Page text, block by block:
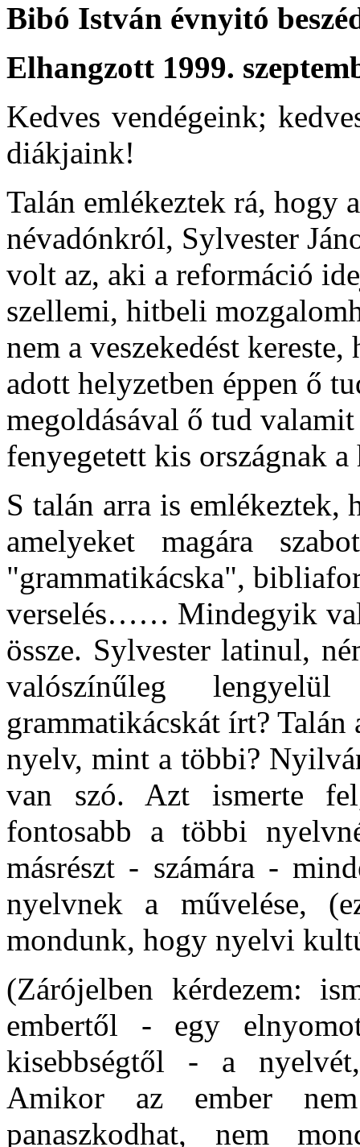
Bibó István évnyitó
Elhangzott 1999.
Kedves vendégeink;
diákjaink!
Talán emlékeztek rá, hogy
névadónkról, Sylvester
volt az, aki a reformáció
szellemi, hitbeli
nem a veszekedést
adott helyzetben éppen ő
megoldásával ő tud
fenyegetett kis országnak a
S talán arra is
amelyeket magára
"grammatikácska",
verselés…… Mindegyik
össze. Sylvester latinul,
valószínűleg
grammatikácskát írt? Talán
nyelv, mint a többi?
van szó. Azt ismerte
fontosabb a többi
másrészt - számára -
nyelvnek a művelése,
mondunk, hogy nyelvi
(Zárójelben kérdezem:
embertől - egy
kisebbségtől - a
Amikor az ember
panaszkodhat, nem